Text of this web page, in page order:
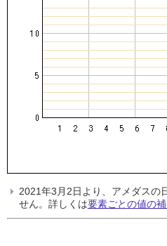
2021年3月2日より、アメダスの
せん。詳しくは要素ごとの値の